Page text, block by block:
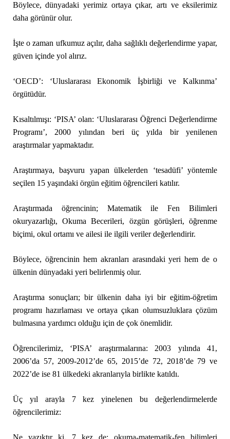
Böylece, dünyadaki yerimiz ortaya çıkar, artı ve eksilerimiz
daha görünür olur.
İşte o zaman ufkumuz açılır, daha sağlıklı değerlendirme yapar,
güven içinde yol alırız.
‘OECD’: ‘Uluslararası Ekonomik İşbirliği ve Kalkınma’
örgütüdür.
Kısaltılmışı: ‘PISA’ olan: ‘Uluslararası Öğrenci Değerlendirme
Programı’, 2000 yılından beri üç yılda bir yenilenen
araştırmalar yapmaktadır.
Araştırmaya, başvuru yapan ülkelerden ‘tesadüfi’ yöntemle
seçilen 15 yaşındaki örgün eğitim öğrencileri katılır.
Araştırmada öğrencinin; Matematik ile Fen Bilimleri
okuryazarlığı, Okuma Becerileri, özgün görüşleri, öğrenme
biçimi, okul ortamı ve ailesi ile ilgili veriler değerlendirir.
Böylece, öğrencinin hem akranları arasındaki yeri hem de o
ülkenin dünyadaki yeri belirlenmiş olur.
Araştırma sonuçları; bir ülkenin daha iyi bir eğitim-öğretim
programı hazırlaması ve ortaya çıkan olumsuzluklara çözüm
bulmasına yardımcı olduğu için de çok önemlidir.
Öğrencilerimiz, ‘PISA’ araştırmalarına: 2003 yılında 41,
2006’da 57, 2009-2012’de 65, 2015’de 72, 2018’de 79 ve
2022’de ise 81 ülkedeki akranlarıyla birlikte katıldı.
Üç yıl arayla 7 kez yinelenen bu değerlendirmelerde
öğrencilerimiz:
Ne yazıktır ki, 7 kez de: okuma-matematik-fen bilimleri